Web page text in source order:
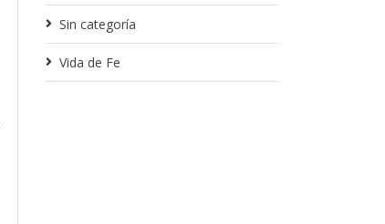
Sin categoría
Vida de Fe